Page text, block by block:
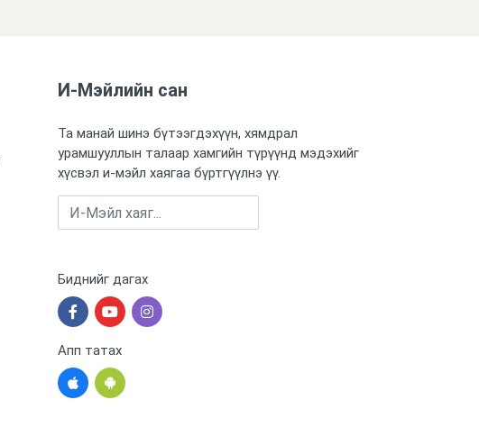
И-Мэйлийн сан
Та манай шинэ бүтээгдэхүүн, хямдрал
урамшууллын талаар хамгийн түрүүнд мэдэхийг
хүсвэл и-мэйл хаягаа бүртгүүлнэ үү.
Биднийг дагах
Апп татах